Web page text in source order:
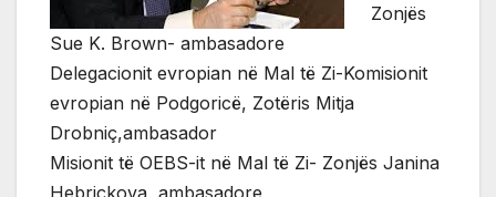
Zonjës
Sue K. Brown- ambasadore
Delegacionit evropian në Mal të Zi-Komisionit
evropian në Podgoricë, Zotëris Mitja
Drobniç,ambasador
Misionit të OEBS-it në Mal të Zi- Zonjës Janina
Hebriçkova, ambasadore